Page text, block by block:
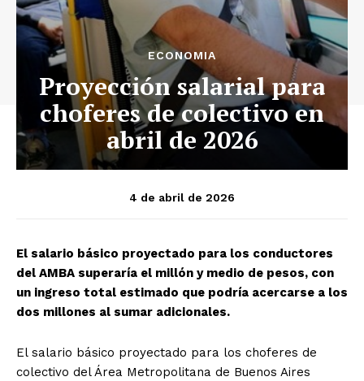
ECONOMIA
Proyección salarial para
choferes de colectivo en
abril de 2026
4 de abril de 2026
El salario básico proyectado para los conductores
del AMBA superaría el millón y medio de pesos, con
un ingreso total estimado que podría acercarse a los
dos millones al sumar adicionales.
El salario básico proyectado para los choferes de
colectivo del Área Metropolitana de Buenos Aires